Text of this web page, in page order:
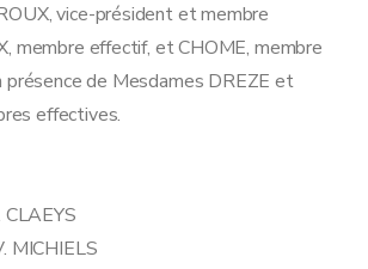
vice-président et membre
membre effectif, et CHOME, membre
de Mesdames DREZE et
effectives.
MICHIELS